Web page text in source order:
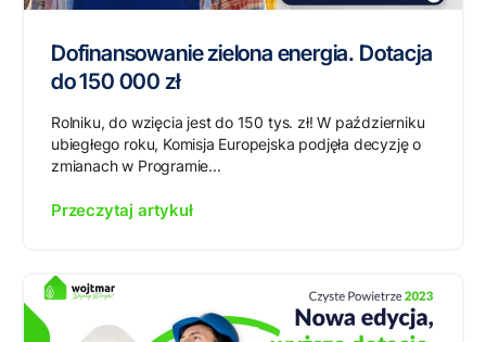
Dofinansowanie zielona energia. Dotacja
do 150 000 zł
Rolniku, do wzięcia jest do 150 tys. zł! W październiku
ubiegłego roku, Komisja Europejska podjęła decyzję o
zmianach w Programie...
Przeczytaj artykuł